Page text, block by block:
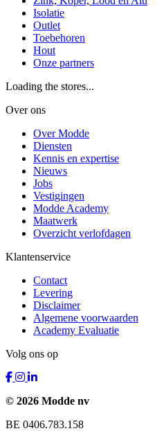
Isolatie
Outlet
Toebehoren
Hout
Onze partners
Loading the stores...
Over ons
Over Modde
Diensten
Kennis en expertise
Nieuws
Jobs
Vestigingen
Modde Academy
Maatwerk
Overzicht verlofdagen
Klantenservice
Contact
Levering
Disclaimer
Algemene voorwaarden
Academy Evaluatie
Volg ons op
© 2026 Modde nv
BE 0406.783.158